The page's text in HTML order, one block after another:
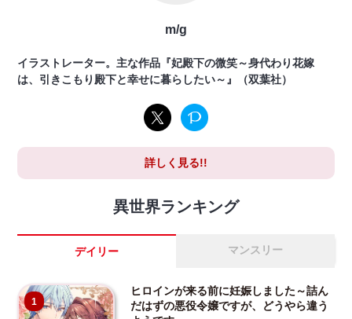
m/g
イラストレーター。主な作品『妃殿下の微笑～身代わり花嫁
は、引きこもり殿下と幸せに暮らしたい～』（双葉社）
詳しく見る!!
異世界ランキング
デイリー マンスリー
1
ヒロインが来る前に妊娠しました～詰ん
だはずの悪役令嬢ですが、どうやら違う